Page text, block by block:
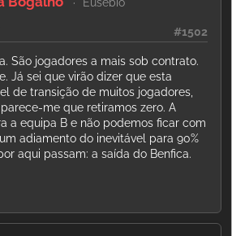
#1502
São jogadores a mais sob contrato.
Já sei que virão dizer que esta
de transição de muitos jogadores,
me que retiramos zero. A
a equipa B e não podemos ficar com
adiamento do inevitável para 90%
aqui passam: a saída do Benfica.